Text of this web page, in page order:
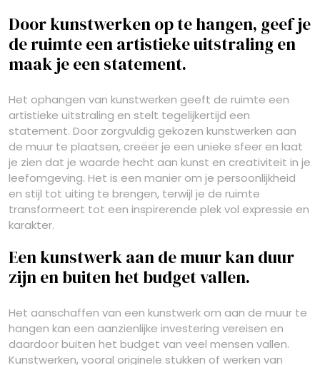
Door kunstwerken op te hangen, geef je
de ruimte een artistieke uitstraling en
maak je een statement.
Het ophangen van kunstwerken geeft de ruimte een
artistieke uitstraling en stelt tegelijkertijd een
statement. Door zorgvuldig gekozen kunstwerken aan
de muur te plaatsen, creëer je een unieke sfeer en laat
je zien dat je waarde hecht aan kunst en creativiteit in je
leefomgeving. Het is een manier om je persoonlijkheid
en stijl tot uiting te brengen, terwijl je de ruimte
transformeert tot een inspirerende plek vol expressie en
karakter.
Een kunstwerk aan de muur kan duur
zijn en buiten het budget vallen.
Het aanschaffen van een kunstwerk om aan de muur te
hangen kan een aanzienlijke investering vereisen en
daardoor buiten het budget van veel mensen vallen.
Kunstwerken, vooral originele stukken of werken van